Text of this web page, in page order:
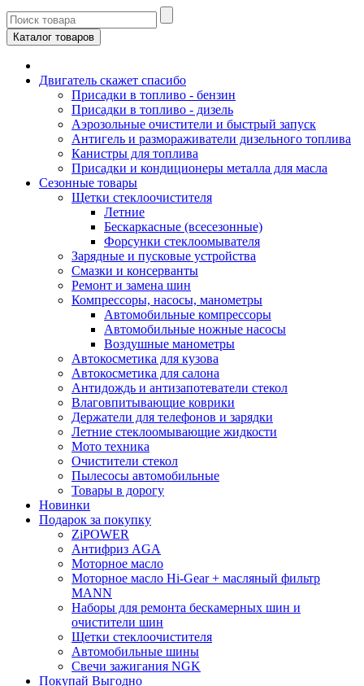
Каталог товаров
Двигатель скажет спасибо
Присадки в топливо - бензин
Присадки в топливо - дизель
Аэрозольные очистители и быстрый запуск
Антигель и размораживатели дизельного топлива
Канистры для топлива
Присадки и кондиционеры металла для масла
Сезонные товары
Щетки стеклоочистителя
Летние
Бескаркасные (всесезонные)
Форсунки стеклоомывателя
Зарядные и пусковые устройства
Смазки и консерванты
Ремонт и замена шин
Компрессоры, насосы, манометры
Автомобильные компрессоры
Автомобильные ножные насосы
Воздушные манометры
Автокосметика для кузова
Автокосметика для салона
Антидождь и антизапотеватели стекол
Влаговпитывающие коврики
Держатели для телефонов и зарядки
Летние стеклоомывающие жидкости
Мото техника
Очистители стекол
Пылесосы автомобильные
Товары в дорогу
Новинки
Подарок за покупку
ZiPOWER
Антифриз AGA
Моторное масло
Моторное масло Hi-Gear + масляный фильтр
MANN
Наборы для ремонта бескамерных шин и
очистители шин
Щетки стеклоочистителя
Автомобильные шины
Свечи зажигания NGK
Покупай Выгодно